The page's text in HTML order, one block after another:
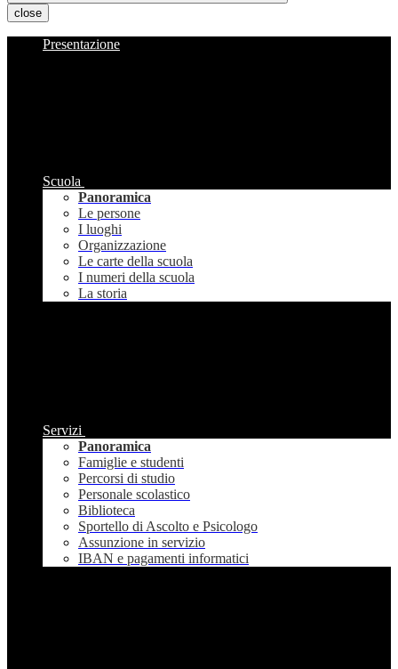
close
Presentazione
Scuola
Panoramica
Le persone
I luoghi
Organizzazione
Le carte della scuola
I numeri della scuola
La storia
Servizi
Panoramica
Famiglie e studenti
Percorsi di studio
Personale scolastico
Biblioteca
Sportello di Ascolto e Psicologo
Assunzione in servizio
IBAN e pagamenti informatici